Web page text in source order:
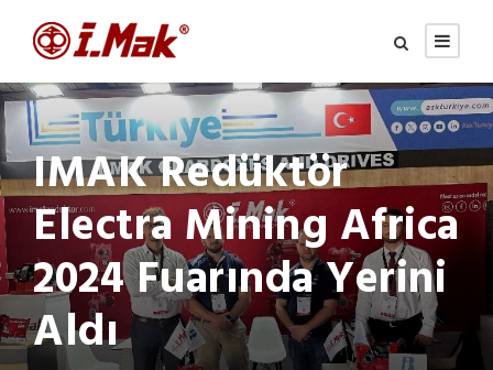
IMAK Redüktör
Electra Mining Africa
2024 Fuarında Yerini
Aldı